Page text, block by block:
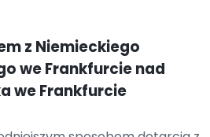
z Niemieckiego
we Frankfurcie nad
we Frankfurcie